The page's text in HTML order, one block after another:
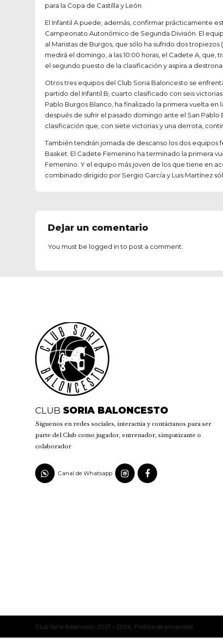
para la Copa de Castilla y León
El Infantil A puede, además, confirmar prácticamente
Campeonato Autonómico de Segunda División. El
al Maristas de Burgos, que sólo ha sufrido dos
medirá el domingo, a las 10:00 horas, el Cadete A,
el segundo puesto de la clasificación y aspira a
Otros tres equipos del Club Soria Baloncesto se
partido del Infantil B, cuarto clasificado con seis
Pablo Burgos Blanco, ha finalizado la primera vuelta en
después de sufrir el pasado domingo ante el San
clasificación que, con siete victorias y una derrota,
También tendrán jornada de descanso los dos equipos
Basket. El Cadete Femenino ha terminado la primera
Femenino. Y el equipo más joven de los que tiene en
combinado dirigido por Sergio García y Luis Martínez
Dejar un comentario
You must be logged into post a comment.
CLUB SORIA BALONCESTO
Síguenos en redes sociales, interactúa y contáctanos para ser
parte del Club como jugador, entrenador, simpatizante o
colaborador
Canal de Whatsapp
Club Soria Baloncesto. 2021 – 2026. Política de privacidad.